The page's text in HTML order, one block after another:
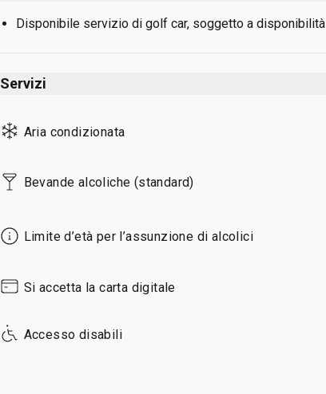
Wednesday
Friday
Sunday
Disponibile servizio di golf car, soggetto a disponibilità
Servizi
Aria condizionata
Bevande alcoliche (standard)
Limite d’età per l’assunzione di alcolici
Si accetta la carta digitale
Accesso disabili